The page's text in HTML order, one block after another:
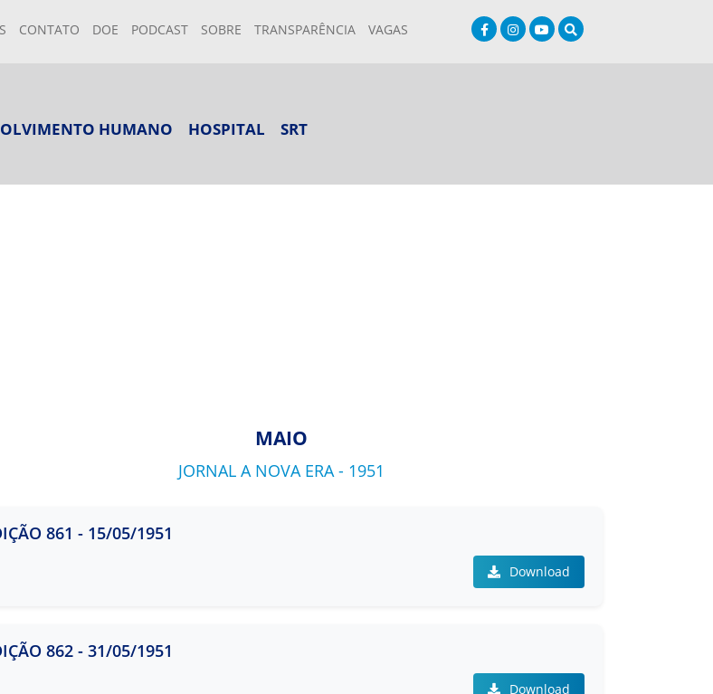
CONTATO DOE PODCAST SOBRE TRANSPARÊNCIA VAGAS
HUMANO HOSPITAL SRT
MAIO
JORNAL A NOVA ERA - 1951
861 - 15/05/1951
Download
862 - 31/05/1951
Download